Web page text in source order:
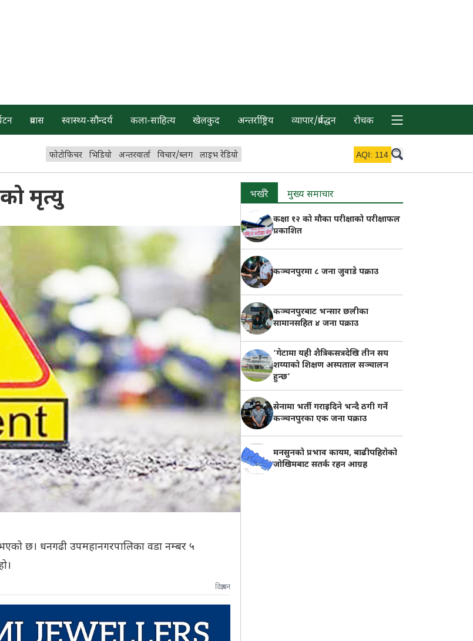
प्रवास स्वास्थ्य-सौन्दर्य कला-साहित्य खेलकुद अन्तर्राष्ट्रिय व्यापार/प्रर्वद्धन रोचक
फोटोफिचर भिडियो अन्तरवार्ता विचार/ब्लग लाइभ रेडियो AQI: 114
मृत्यु
छ। धनगढी उपमहानगरपालिका वडा नम्बर ५
विज्ञापन
भर्खरै मुख्य समाचार
कक्षा १२ को मौका परीक्षाको परीक्षाफल
प्रकाशित
कञ्चनपुरमा ८ जना जुवाडे पक्राउ
कञ्चनपुरबाट भन्सार छलीका
सामानसहित ४ जना पक्राउ
‘गेटामा यही शैत्रिकसत्रदेखि तीन सय
शय्याको शिक्षण अस्पताल सञ्चालन
हुन्छ’
सेनामा भर्ती गराइदिने भन्दै ठगी गर्ने
कञ्चनपुरका एक जना पक्राउ
मनसुनको प्रभाव कायम, बाढीपहिरोको
जोखिमबाट सतर्क रहन आग्रह